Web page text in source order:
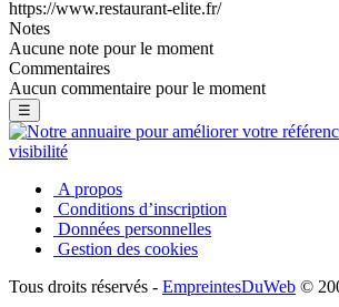
https://www.restaurant-elite.fr/
Notes
Aucune note pour le moment
Commentaires
Aucun commentaire pour le moment
☰
A propos
Conditions d’inscription
Données personnelles
Gestion des cookies
Tous droits réservés - EmpreintesDuWeb ©